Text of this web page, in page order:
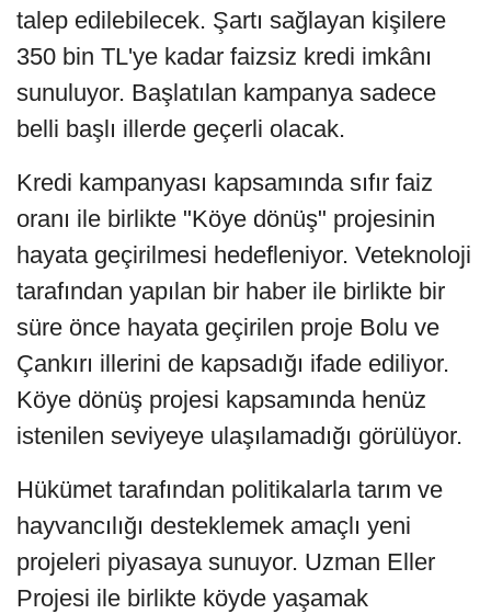
talep edilebilecek. Şartı sağlayan kişilere
350 bin TL'ye kadar faizsiz kredi imkânı
sunuluyor. Başlatılan kampanya sadece
belli başlı illerde geçerli olacak.
Kredi kampanyası kapsamında sıfır faiz
oranı ile birlikte "Köye dönüş" projesinin
hayata geçirilmesi hedefleniyor. Veteknoloji
tarafından yapılan bir haber ile birlikte bir
süre önce hayata geçirilen proje Bolu ve
Çankırı illerini de kapsadığı ifade ediliyor.
Köye dönüş projesi kapsamında henüz
istenilen seviyeye ulaşılamadığı görülüyor.
Hükümet tarafından politikalarla tarım ve
hayvancılığı desteklemek amaçlı yeni
projeleri piyasaya sunuyor. Uzman Eller
Projesi ile birlikte köyde yaşamak